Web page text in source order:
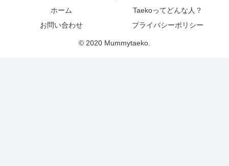
ホーム
Taekoってどんな人？
お問い合わせ
プライバシーポリシー
© 2020 Mummytaeko.